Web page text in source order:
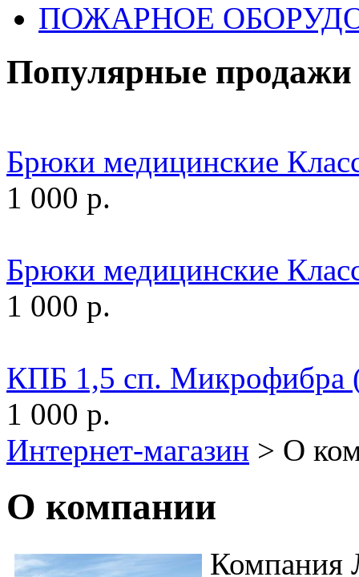
ПОЖАРНОЕ
Популярные продажи
Брюки медицинские
1 000 р.
Брюки медицинские
1 000 р.
КПБ 1,5 сп. Микрофибра
1 000 р.
Интернет-магазин > О
О компании
Компания